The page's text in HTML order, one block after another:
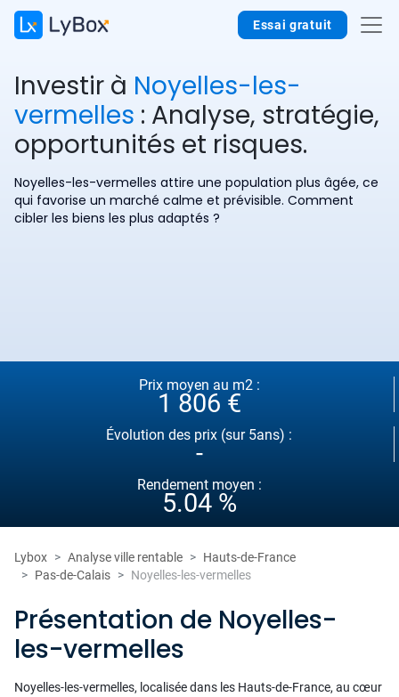
Essai gratuit
Investir à Noyelles-les-
vermelles : Analyse, stratégie,
opportunités et risques.
Noyelles-les-vermelles attire une population plus âgée, ce
qui favorise un marché calme et prévisible. Comment
cibler les biens les plus adaptés ?
Prix moyen au m2 :
1 806 €
Évolution des prix (sur 5ans) :
-
Rendement moyen :
5.04 %
Lybox Analyse ville rentable
Hauts-de-France
Pas-de-Calais
Noyelles-les-vermelles
Présentation de Noyelles-
les-vermelles
Noyelles-les-vermelles, localisée dans les Hauts-de-France, au cœur